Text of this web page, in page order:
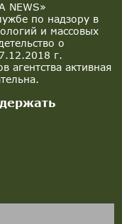
NEWS»
по надзору в
и массовых
о
г.
агентства активная